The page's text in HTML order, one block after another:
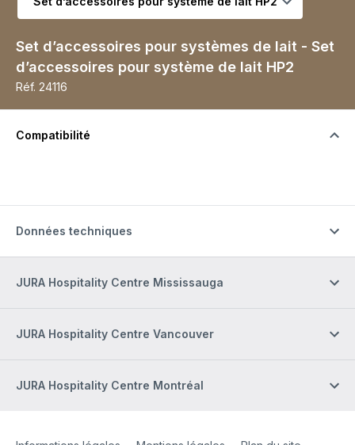
Set d’accessoires pour systèmes de lait - Set
d’accessoires pour système de lait HP2
Réf. 24116
Compatibilité
Données techniques
JURA Hospitality Centre Mississauga
JURA Hospitality Centre Vancouver
JURA Hospitality Centre Montréal
Site Web
[Website information]